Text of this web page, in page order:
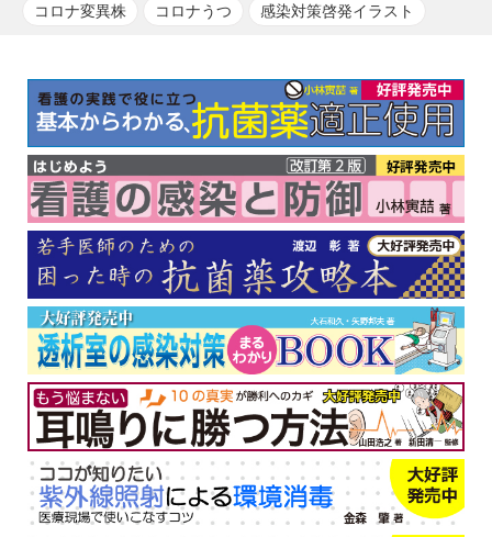
コロナ変異株 コロナうつ 感染対策啓発イラスト